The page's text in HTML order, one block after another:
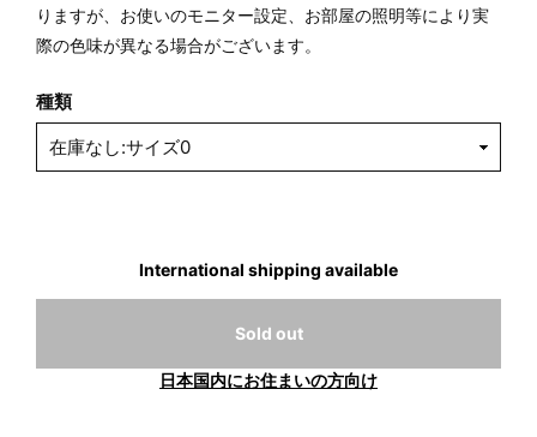
りますが、お使いのモニター設定、お部屋の照明等により実
際の色味が異なる場合がございます。
種類
International shipping available
Sold out
日本国内にお住まいの方向け